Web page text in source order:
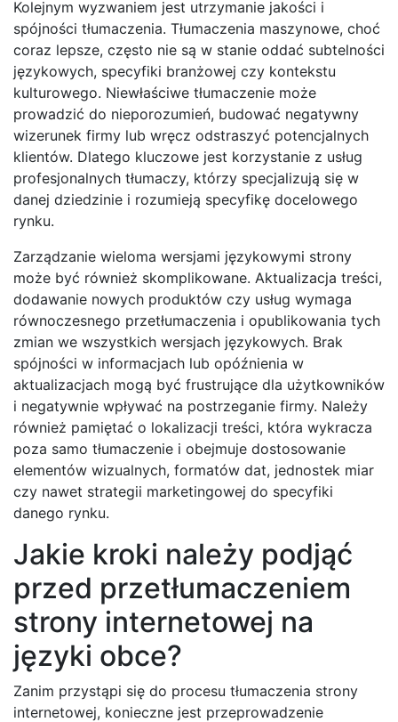
Kolejnym wyzwaniem jest utrzymanie jakości i
spójności tłumaczenia. Tłumaczenia maszynowe, choć
coraz lepsze, często nie są w stanie oddać subtelności
językowych, specyfiki branżowej czy kontekstu
kulturowego. Niewłaściwe tłumaczenie może
prowadzić do nieporozumień, budować negatywny
wizerunek firmy lub wręcz odstraszyć potencjalnych
klientów. Dlatego kluczowe jest korzystanie z usług
profesjonalnych tłumaczy, którzy specjalizują się w
danej dziedzinie i rozumieją specyfikę docelowego
rynku.
Zarządzanie wieloma wersjami językowymi strony
może być również skomplikowane. Aktualizacja treści,
dodawanie nowych produktów czy usług wymaga
równoczesnego przetłumaczenia i opublikowania tych
zmian we wszystkich wersjach językowych. Brak
spójności w informacjach lub opóźnienia w
aktualizacjach mogą być frustrujące dla użytkowników
i negatywnie wpływać na postrzeganie firmy. Należy
również pamiętać o lokalizacji treści, która wykracza
poza samo tłumaczenie i obejmuje dostosowanie
elementów wizualnych, formatów dat, jednostek miar
czy nawet strategii marketingowej do specyfiki
danego rynku.
Jakie kroki należy podjąć
przed przetłumaczeniem
strony internetowej na
języki obce?
Zanim przystąpi się do procesu tłumaczenia strony
internetowej, konieczne jest przeprowadzenie